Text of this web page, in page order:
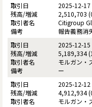
2025-12-17
2,510,703
Citigroup
報告義務消
2025-12-15
5,189,334
モルガン・
ー
2025-12-12
4,912,934
モルガン・